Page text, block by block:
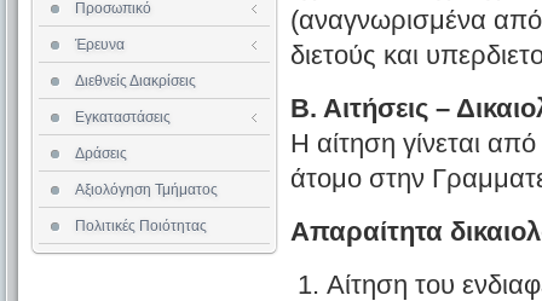
(αναγνωρισμένα
διετούς και
Β. Αιτήσεις –
Η αίτηση γίνεται
άτομο στην
Απαραίτητα
Αίτηση του
Προσωπικό
Επισκέπτες Καθηγητές
Έρευνα
Επιστημονική Δεοντολογία
Ερευνητικά Προγράμματα
Διεθνείς Διακρίσεις
Εγκαταστάσεις
Αίθουσες Διδασκαλίας
Βιβλιοθήκη
Εστιατόριο
Διαθεσιμότητα Αιθουσών
Δράσεις
Αξιολόγηση Τμήματος
Πολιτικές Ποιότητας